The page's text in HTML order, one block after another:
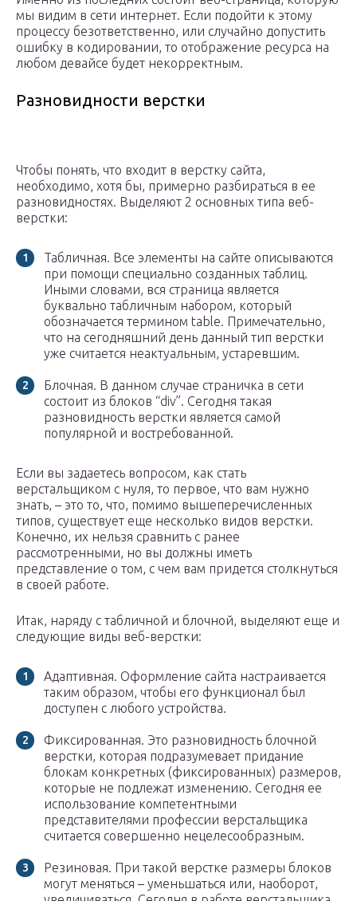
мы видим в сети интернет. Если подойти к этому
процессу безответственно, или случайно допустить
ошибку в кодировании, то отображение ресурса на
любом девайсе будет некорректным.
Разновидности верстки
Чтобы понять, что входит в верстку сайта,
необходимо, хотя бы, примерно разбираться в ее
разновидностях. Выделяют 2 основных типа веб-
верстки:
Табличная. Все элементы на сайте описываются
при помощи специально созданных таблиц.
Иными словами, вся страница является
буквально табличным набором, который
обозначается термином table. Примечательно,
что на сегодняшний день данный тип верстки
уже считается неактуальным, устаревшим.
Блочная. В данном случае страничка в сети
состоит из блоков “div”. Сегодня такая
разновидность верстки является самой
популярной и востребованной.
Если вы задаетесь вопросом, как стать
верстальщиком с нуля, то первое, что вам нужно
знать, – это то, что, помимо вышеперечисленных
типов, существует еще несколько видов верстки.
Конечно, их нельзя сравнить с ранее
рассмотренными, но вы должны иметь
представление о том, с чем вам придется столкнуться
в своей работе.
Итак, наряду с табличной и блочной, выделяют еще и
следующие виды веб-верстки:
Адаптивная. Оформление сайта настраивается
таким образом, чтобы его функционал был
доступен с любого устройства.
Фиксированная. Это разновидность блочной
верстки, которая подразумевает придание
блокам конкретных (фиксированных) размеров,
которые не подлежат изменению. Сегодня ее
использование компетентными
представителями профессии верстальщика
считается совершенно нецелесообразным.
Резиновая. При такой верстке размеры блоков
могут меняться – уменьшаться или, наоборот,